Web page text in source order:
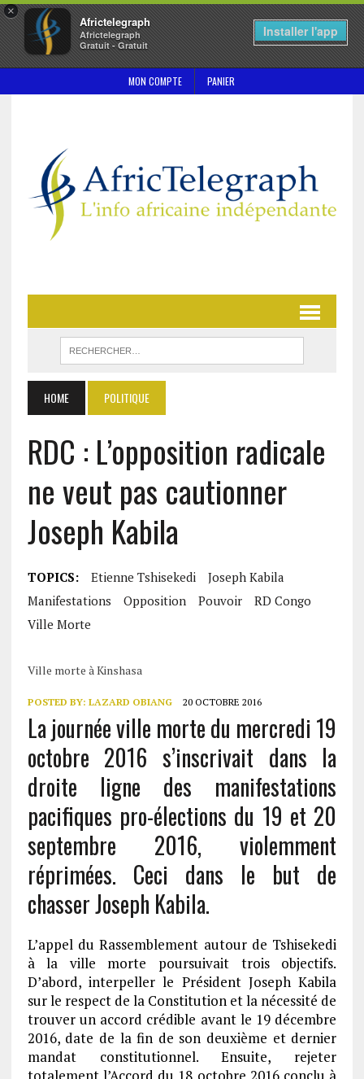
×
Africtelegraph
Africtelegraph
Gratuit - Gratuit
Installer l'app
MON COMPTE PANIER
HOME POLITIQUE
RDC : L’opposition radicale
ne veut pas cautionner
Joseph Kabila
TOPICS: Etienne Tshisekedi
Joseph Kabila
Manifestations
Opposition Pouvoir
RD Congo
Ville Morte
Ville morte à Kinshasa
POSTED BY: LAZARD OBIANG 20 OCTOBRE 2016
La journée ville morte du mercredi 19
octobre 2016 s’inscrivait dans la
droite ligne des manifestations
pacifiques pro-élections du 19 et 20
septembre 2016, violemment
réprimées. Ceci dans le but de
chasser Joseph Kabila.
L’appel du Rassemblement autour de Tshisekedi
à la ville morte poursuivait trois objectifs.
D’abord, interpeller le Président Joseph Kabila
sur le respect de la Constitution et la nécessité de
trouver un accord crédible avant le 19 décembre
2016, date de la fin de son deuxième et dernier
mandat constitutionnel. Ensuite, rejeter